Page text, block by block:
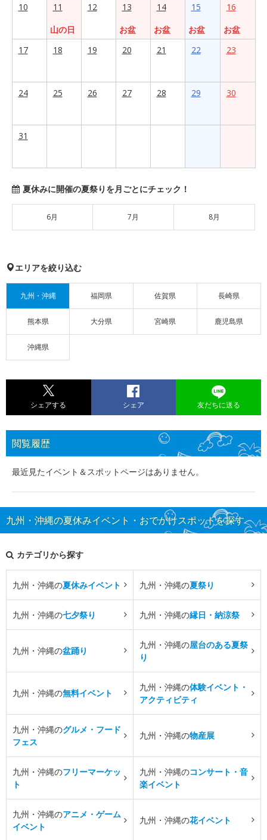
10
11
山の日
12
13
お盆
14
お盆
15
お盆
16
お盆
17
18 19 20 21 22 23
24 25 26 27 28 29 30
31
夏休みに開催の夏祭りを月ごとにチェック！
6月 7月 8月
エリアを絞り込む
九州・沖縄 福岡県 佐賀県 長崎県
熊本県 大分県 宮崎県 鹿児島県
沖縄県
シェアする シェア 友だちに送る
閲覧履歴
最近見たイベント＆スポットページはありません。
九州・沖縄の夏休みイベント・おでかけスポットを探す
カテゴリから探す
九州・沖縄の夏休みイベント 九州・沖縄の夏祭り
九州・沖縄の七夕祭り 九州・沖縄の縁日・納涼祭
九州・沖縄の盆踊り
九州・沖縄の屋台のある夏祭
り
九州・沖縄の無料イベント
九州・沖縄の体験イベント・
アクティビティ
九州・沖縄のグルメ・フード
フェス
九州・沖縄の物産展
九州・沖縄のフリーマーケッ
ト
九州・沖縄のコンサート・音
楽イベント
九州・沖縄のアニメ・ゲーム
イベント
九州・沖縄の花イベント